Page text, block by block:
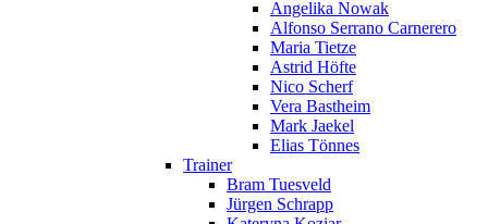
Angelika Nowak
Alfonso Serrano Carnerero
Maria Tietze
Astrid Höfte
Nico Scherf
Vera Bastheim
Mark Jaekel
Elias Tönnes
Trainer
Bram Tuesveld
Jürgen Schrapp